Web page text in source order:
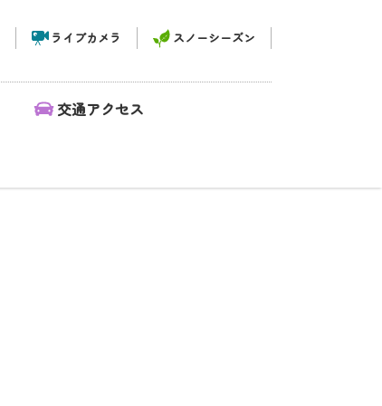
ライブカメラ スノーシーズン
交通アクセス